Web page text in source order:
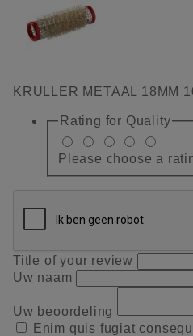
KRULLER METAAL 18MM
Rating for Quality
Please choose a
Title of your review
Uw naam
Uw beoordeling
Enim quis fugiat